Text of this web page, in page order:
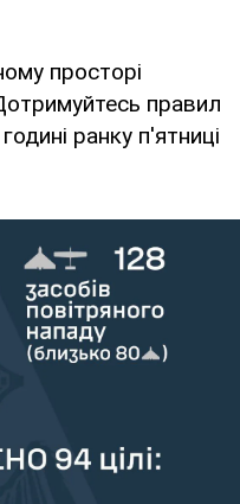
просторі
правил
ранку п'ятниці